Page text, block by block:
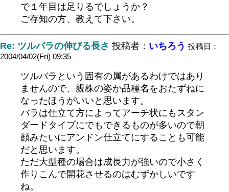
で１年目は足りるでしょうか？
ご存知の方、教えて下さい。
Re: ツルバラの伸びる長さ 投稿者： いちろう 投稿日：
2004/04/02(Fri) 09:35
ツルバラという固有の属があるわけではあり
ませんので、親株の姿か品種名をおたずねに
なったほうがいいと思います。
バラは仕立て方によってアーチ状にもスタン
ダードタイプにでもできるものが多いので朝
顔みたいにアンドン仕立てにすることも可能
だと思います。
ただ大型種の場合は成長力が強いので小さく
作りこんで開花させるのはむずかしいです
ね。